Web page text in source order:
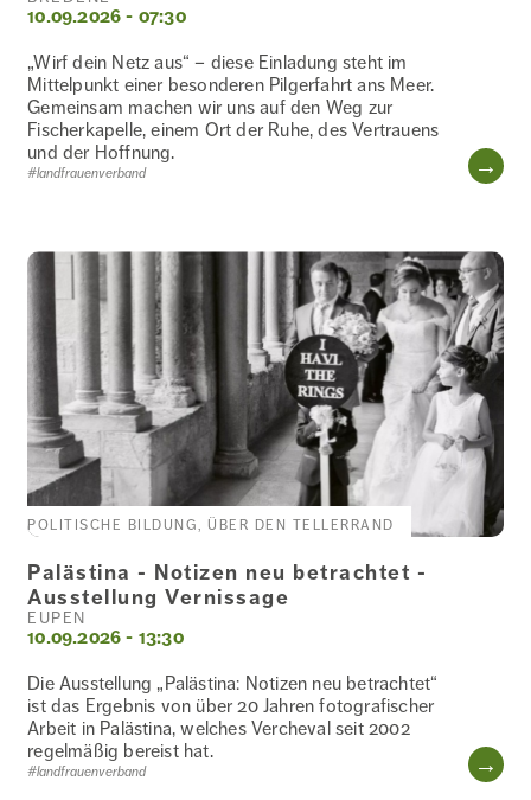
10.09.2026 - 07:30
„Wirf dein Netz aus“ – diese Einladung steht im
Mittelpunkt einer besonderen Pilgerfahrt ans Meer.
Gemeinsam machen wir uns auf den Weg zur
Fischerkapelle, einem Ort der Ruhe, des Vertrauens
und der Hoffnung.
#landfrauenverband
POLITISCHE BILDUNG, ÜBER DEN TELLERRAND
EUPEN
10.09.2026 - 13:30
Palästina - Notizen neu betrachtet -
Ausstellung Vernissage
Die Ausstellung „Palästina: Notizen neu betrachtet“
ist das Ergebnis von über 20 Jahren fotografischer
Arbeit in Palästina, welches Vercheval seit 2002
regelmäßig bereist hat.
#landfrauenverband